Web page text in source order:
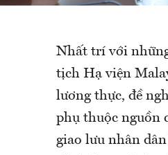
Nhất trí với
tịch Hạ viện
lương thực, đề
phụ thuộc nguồn
giao lưu nhân